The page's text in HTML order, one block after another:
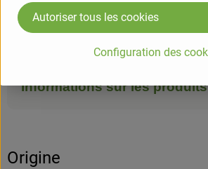
jus de citron concentré*.
Informations sur les produits
Origine
Configuration des
Autoriser tous les cookies